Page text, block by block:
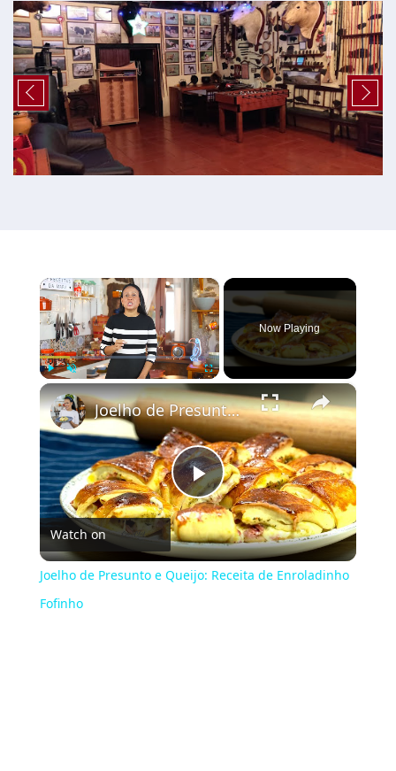
×
Play Unmute
Now Playing
×
Play
Video
Joelho de Presunto e Queijo: Receita de Enroladinho Fofinho
Watch on
Joelho de Presunto e Queijo: Receita de Enroladinho
Fofinho